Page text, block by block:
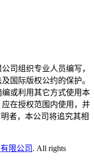
司组织专业人员编写，
国际版权公约的保护。
或利用其它方式使用本
在授权范围内使用，并
者，本公司将追究其相
限公司 . All rights